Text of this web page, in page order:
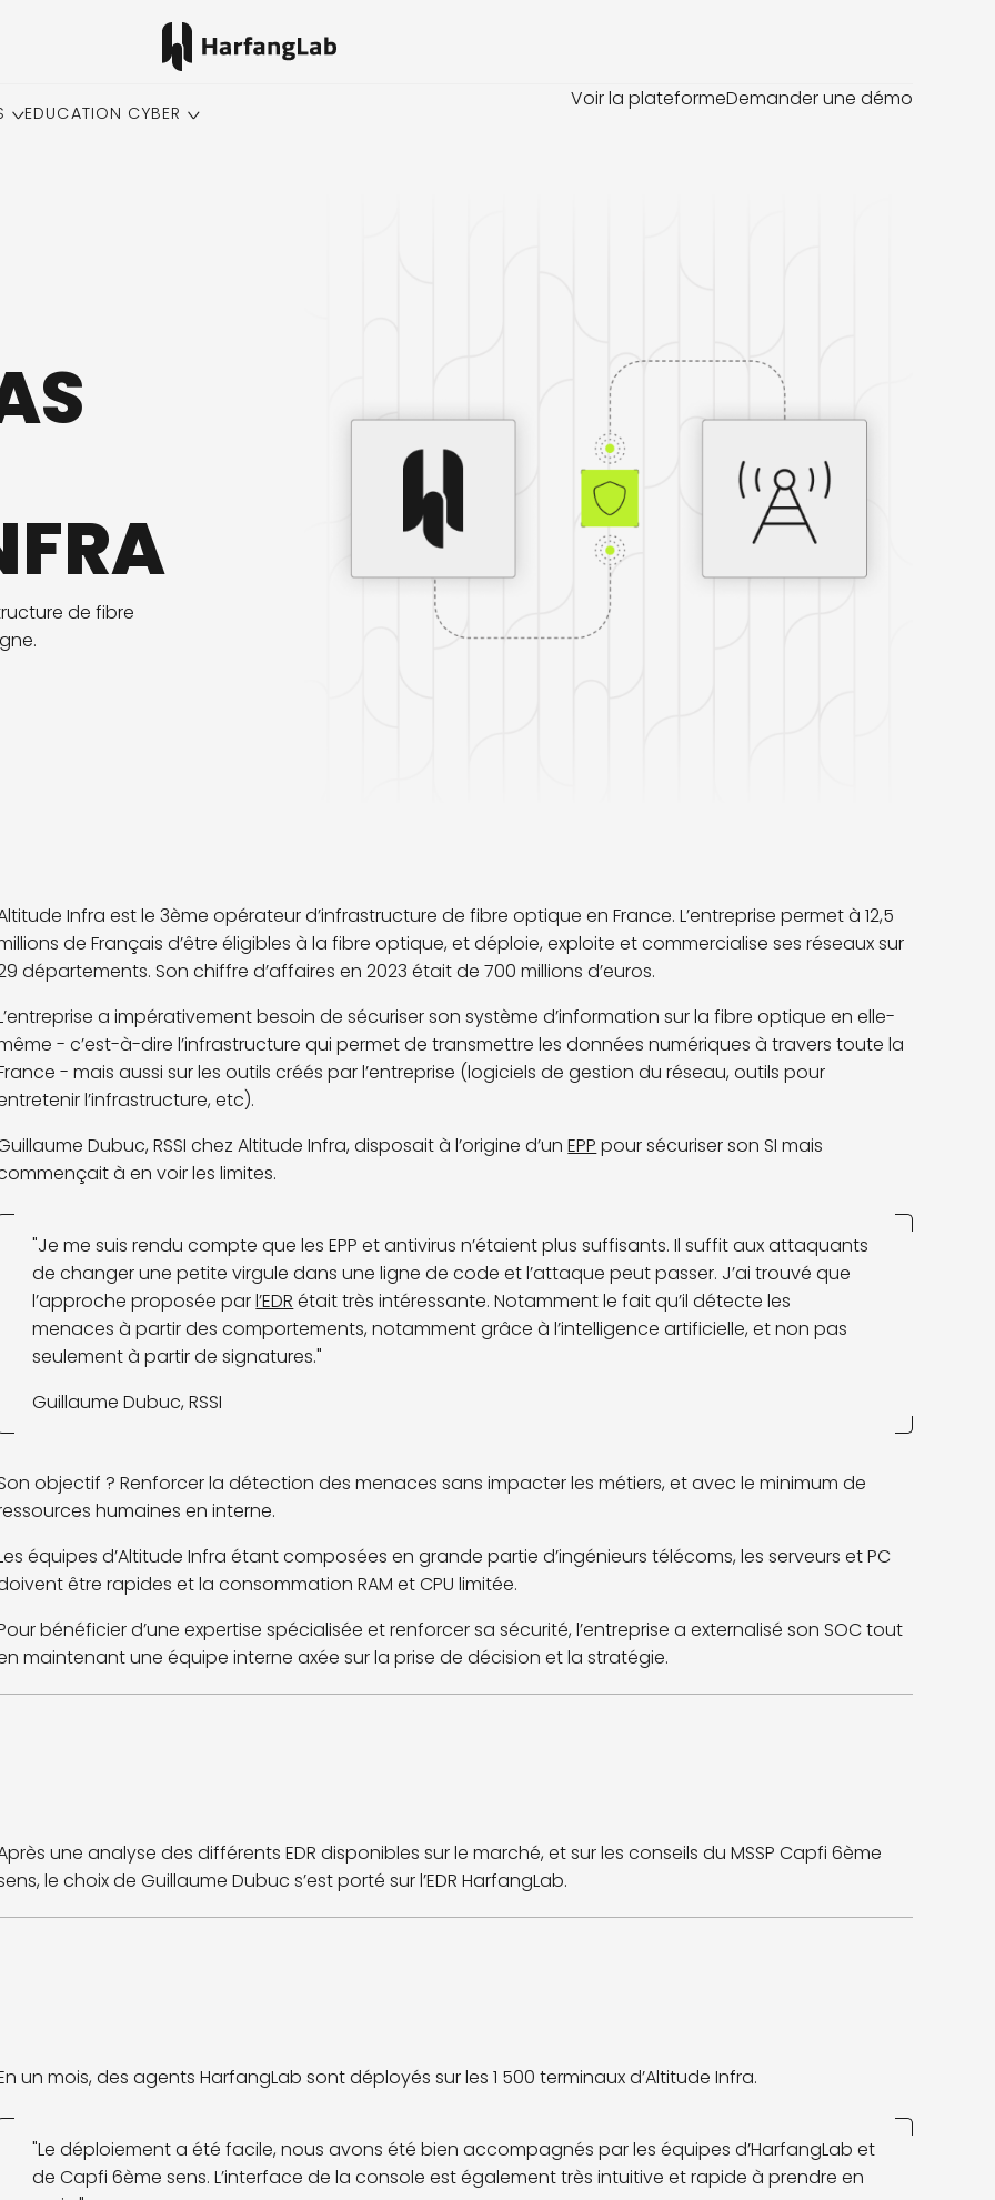
EDUCATION CYBER
Voir la plateformeDemander une démo
de fibre
Infra est le 3ème opérateur d’infrastructure de fibre optique en France. L’entreprise permet à 12,5
de Français d’être éligibles à la fibre optique, et déploie, exploite et commercialise ses réseaux sur
départements. Son chiffre d’affaires en 2023 était de 700 millions d’euros.
a impérativement besoin de sécuriser son système d’information sur la fibre optique en elle-
- c’est-à-dire l’infrastructure qui permet de transmettre les données numériques à travers toute la
- mais aussi sur les outils créés par l’entreprise (logiciels de gestion du réseau, outils pour
l’infrastructure, etc).
Dubuc, RSSI chez Altitude Infra, disposait à l’origine d’unEPP pour sécuriser son SI mais
à en voir les limites.
"Je me suis rendu compte que les EPP et antivirus n’étaient plus suffisants. Il suffit aux attaquants
de changer une petite virgule dans une ligne de code et l’attaque peut passer. J’ai trouvé que
l’approche proposée parl’EDR était très intéressante. Notamment le fait qu’il détecte les
menaces à partir des comportements, notamment grâce à l’intelligence artificielle, et non pas
seulement à partir de signatures."
Guillaume Dubuc, RSSI
objectif ? Renforcer la détection des menaces sans impacter les métiers, et avec le minimum de
humaines en interne.
équipes d’Altitude Infra étant composées en grande partie d’ingénieurs télécoms, les serveurs et PC
être rapides et la consommation RAM et CPU limitée.
bénéficier d’une expertise spécialisée et renforcer sa sécurité, l’entreprise a externalisé son SOC tout
maintenant une équipe interne axée sur la prise de décision et la stratégie.
une analyse des différents EDR disponibles sur le marché, et sur les conseils du MSSP Capfi 6ème
le choix de Guillaume Dubuc s’est porté sur l’EDR HarfangLab.
un mois, des agents HarfangLab sont déployés sur les 1 500 terminaux d’Altitude Infra.
"Le déploiement a été facile, nous avons été bien accompagnés par les équipes d’HarfangLab et
de Capfi 6ème sens. L’interface de la console est également très intuitive et rapide à prendre en